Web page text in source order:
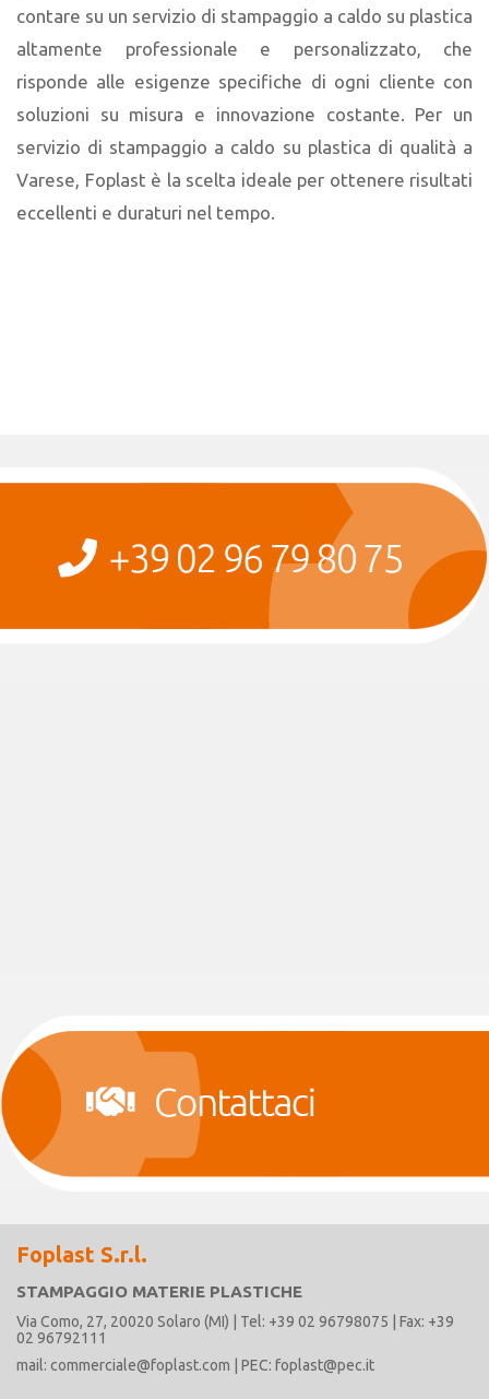
contare su un servizio di stampaggio a caldo su plastica
altamente professionale e personalizzato, che
risponde alle esigenze specifiche di ogni cliente con
soluzioni su misura e innovazione costante. Per un
servizio di stampaggio a caldo su plastica di qualità a
Varese, Foplast è la scelta ideale per ottenere risultati
eccellenti e duraturi nel tempo.
Foplast S.r.l.
STAMPAGGIO MATERIE PLASTICHE
Via Como, 27, 20020 Solaro (MI) | Tel: +39 02 96798075 | Fax: +39
02 96792111
mail: commerciale@foplast.com | PEC: foplast@pec.it